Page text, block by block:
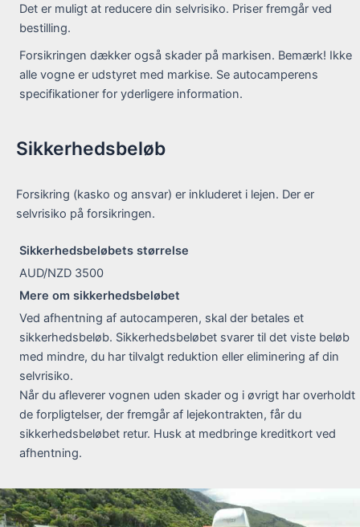
Det er muligt at reducere din selvrisiko. Priser fremgår ved
bestilling.
Forsikringen dækker også skader på markisen. Bemærk! Ikke
alle vogne er udstyret med markise. Se autocamperens
specifikationer for yderligere information.
Sikkerhedsbeløb
Forsikring (kasko og ansvar) er inkluderet i lejen. Der er
selvrisiko på forsikringen.
Sikkerhedsbeløbets størrelse
AUD/NZD 3500
Mere om sikkerhedsbeløbet
Ved afhentning af autocamperen, skal der betales et
sikkerhedsbeløb. Sikkerhedsbeløbet svarer til det viste beløb
med mindre, du har tilvalgt reduktion eller eliminering af din
selvrisiko.
Når du afleverer vognen uden skader og i øvrigt har overholdt
de forpligtelser, der fremgår af lejekontrakten, får du
sikkerhedsbeløbet retur. Husk at medbringe kreditkort ved
afhentning.